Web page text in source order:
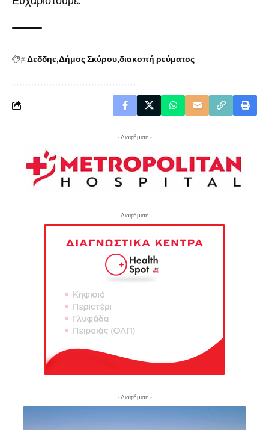
#Δεδδηε Δήμος Σκύρου διακοπή ρεύματος
- Διαφήμιση -
- Διαφήμιση -
- Διαφήμιση -